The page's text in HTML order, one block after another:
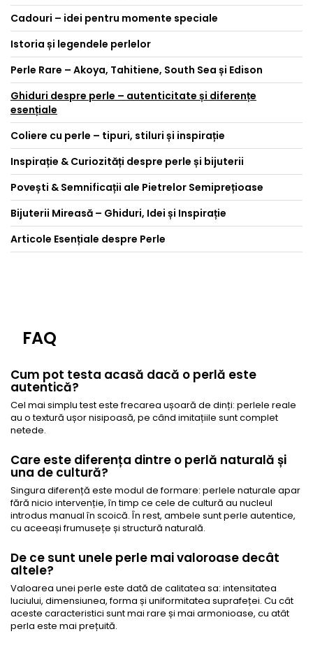
Cadouri – idei pentru momente speciale
Istoria și legendele perlelor
Perle Rare – Akoya, Tahitiene, South Sea și Edison
Ghiduri despre perle – autenticitate și diferențe
esențiale
Coliere cu perle – tipuri, stiluri și inspirație
Inspirație & Curiozități despre perle și bijuterii
Povești & Semnificații ale Pietrelor Semiprețioase
Bijuterii Mireasă – Ghiduri, Idei și Inspirație
Articole Esențiale despre Perle
FAQ
Cum pot testa acasă dacă o perlă este
autentică?
Cel mai simplu test este frecarea ușoară de dinți: perlele reale
au o textură ușor nisipoasă, pe când imitațiile sunt complet
netede.
Care este diferența dintre o perlă naturală și
una de cultură?
Singura diferență este modul de formare: perlele naturale apar
fără nicio intervenție, în timp ce cele de cultură au nucleul
introdus manual în scoică. În rest, ambele sunt perle autentice,
cu aceeași frumusețe și structură naturală.
De ce sunt unele perle mai valoroase decât
altele?
Valoarea unei perle este dată de calitatea sa: intensitatea
luciului, dimensiunea, forma și uniformitatea suprafeței. Cu cât
aceste caracteristici sunt mai rare și mai armonioase, cu atât
perla este mai prețuită.